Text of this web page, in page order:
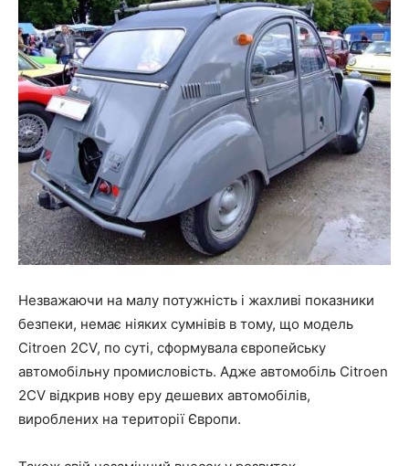
Незважаючи на малу потужність і жахливі показники
безпеки, немає ніяких сумнівів в тому, що модель
Citroen 2CV, по суті, сформувала європейську
автомобільну промисловість. Адже автомобіль Citroen
2CV відкрив нову еру дешевих автомобілів,
вироблених на території Європи.